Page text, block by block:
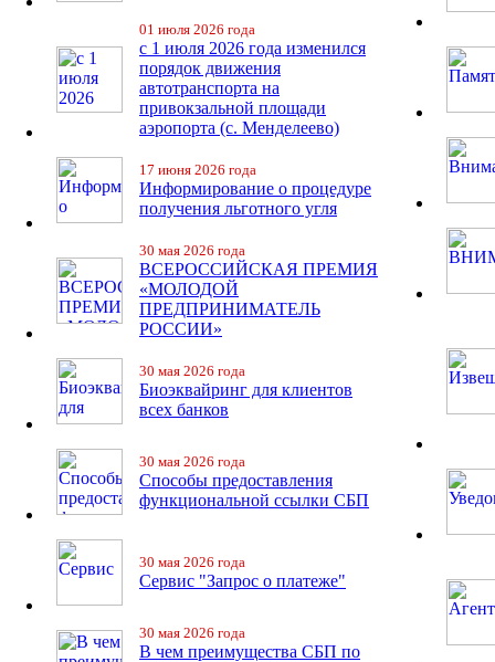
01 июля 2026 года
с 1 июля 2026 года изменился
порядок движения
автотранспорта на
привокзальной площади
аэропорта (с. Менделеево)
17 июня 2026 года
Информирование о процедуре
получения льготного угля
30 мая 2026 года
ВСЕРОССИЙСКАЯ ПРЕМИЯ
«МОЛОДОЙ
ПРЕДПРИНИМАТЕЛЬ
РОССИИ»
30 мая 2026 года
Биоэквайринг для клиентов
всех банков
30 мая 2026 года
Способы предоставления
функциональной ссылки СБП
30 мая 2026 года
Сервис "Запрос о платеже"
30 мая 2026 года
В чем преимущества СБП по